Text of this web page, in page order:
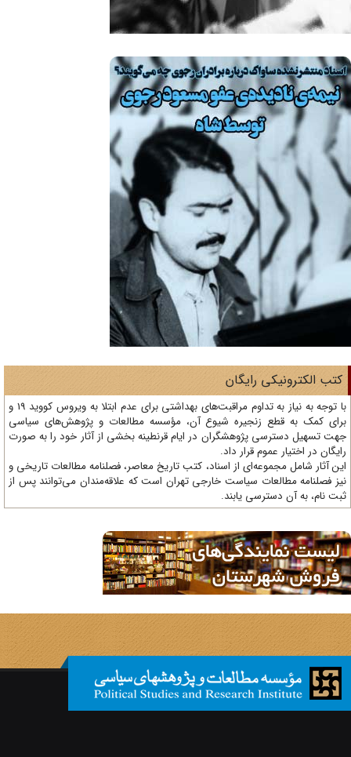
الکترونیکی رایگان
با توجه به نیاز به تداوم مراقبت‌های بهداشتی برای عدم ابتلا به ویروس کووید 19 و
کمک به قطع زنجیره شیوع آن، مؤسسه مطالعات و پژوهش‌های سیاسی
تسهیل دسترسی پژوهشگران در ایام قرنطینه بخشی از آثار خود را به صورت
در اختیار عموم قرار داد.
آثار شامل مجموعه‌ای از اسناد، کتب تاریخ معاصر، فصلنامه‌ مطالعات تاریخی و
فصلنامه مطالعات سیاست خارجی تهران است که علاقه‌مندان می‌توانند پس از
نام، به آن دسترسی یابند.